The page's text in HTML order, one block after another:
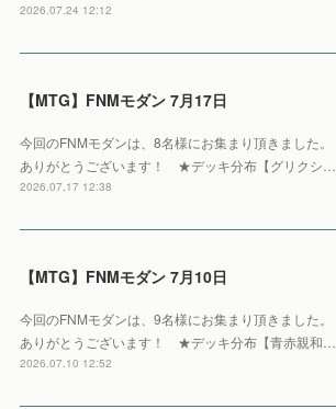
2026.07.24 12:12
【MTG】FNMモダン 7月17日
今回のFNMモダンは、8名様にお集まり頂きました。
ありがとうございます！ ★デッキ分布【グリクシ…
2026.07.17 12:38
【MTG】FNMモダン 7月10日
今回のFNMモダンは、9名様にお集まり頂きました。
ありがとうございます！ ★デッキ分布【青赤親和…
2026.07.10 12:52